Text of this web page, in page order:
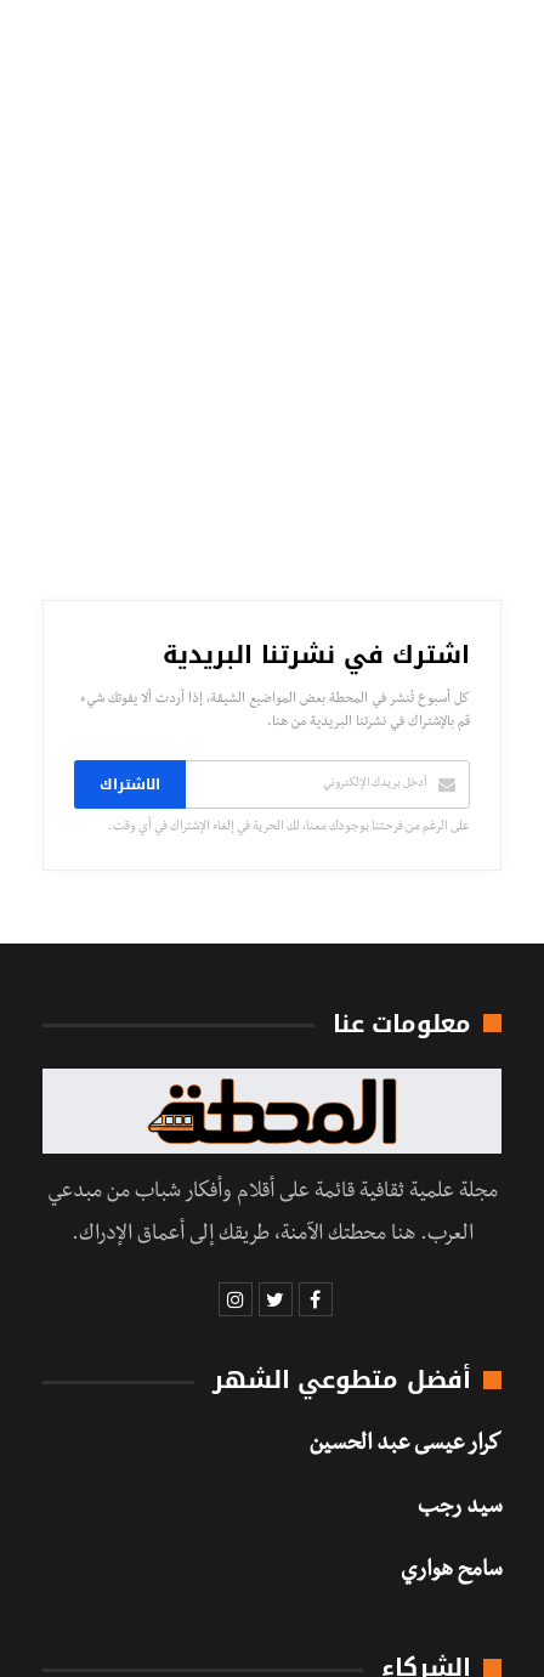
اشترك في نشرتنا البريدية
كل أسبوع تُنشر في المحطة بعض المواضيع الشيقة، إذا أردت ألا يفوتك شيء
قم بالإشتراك في نشرتنا البريدية من هنا.
الاشتراك
على الرغم من فرحتنا بوجودك معنا، لك الحرية في إلغاء الإشتراك في أي وقت.
معلومات عنا
مجلة علمية ثقافية قائمة على أقلام وأفكار شباب من مبدعي
العرب. هنا محطتك الآمنة، طريقك إلى أعماق الإدراك.
أفضل متطوعي الشهر
كرار عيسى عبد الحسين
سيد رجب
سامح هواري
الشركاء